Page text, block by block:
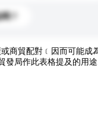
？
商貿配對﹝因而可能成
局作此表格提及的用途